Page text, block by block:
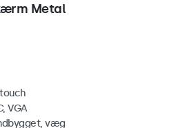
Metal
VGA
væg